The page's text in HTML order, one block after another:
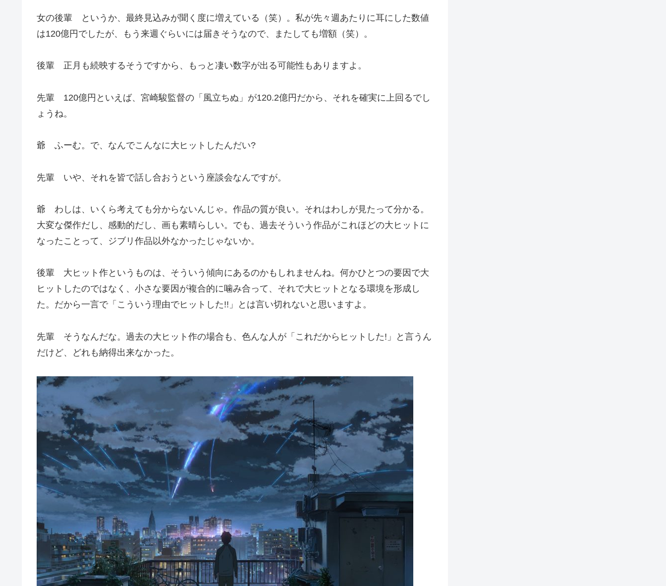
女の後輩 というか、最終見込みが聞く度に増えている（笑）。私が先々週あたりに耳にした数値
は120億円でしたが、もう来週ぐらいには届きそうなので、またしても増額（笑）。
後輩 正月も続映するそうですから、もっと凄い数字が出る可能性もありますよ。
先輩 120億円といえば、宮崎駿監督の「風立ちぬ」が120.2億円だから、それを確実に上回るでし
ょうね。
爺 ふーむ。で、なんでこんなに大ヒットしたんだい?
先輩 いや、それを皆で話し合おうという座談会なんですが。
爺 わしは、いくら考えても分からないんじゃ。作品の質が良い。それはわしが見たって分かる。
大変な傑作だし、感動的だし、画も素晴らしい。でも、過去そういう作品がこれほどの大ヒットに
なったことって、ジブリ作品以外なかったじゃないか。
後輩 大ヒット作というものは、そういう傾向にあるのかもしれませんね。何かひとつの要因で大
ヒットしたのではなく、小さな要因が複合的に噛み合って、それで大ヒットとなる環境を形成し
た。だから一言で「こういう理由でヒットした!!」とは言い切れないと思いますよ。
先輩 そうなんだな。過去の大ヒット作の場合も、色んな人が「これだからヒットした!」と言うん
だけど、どれも納得出来なかった。